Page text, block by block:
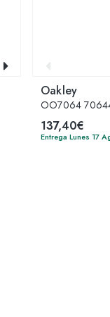
Oakley
OO7064
137,40€
Entrega Lunes 17